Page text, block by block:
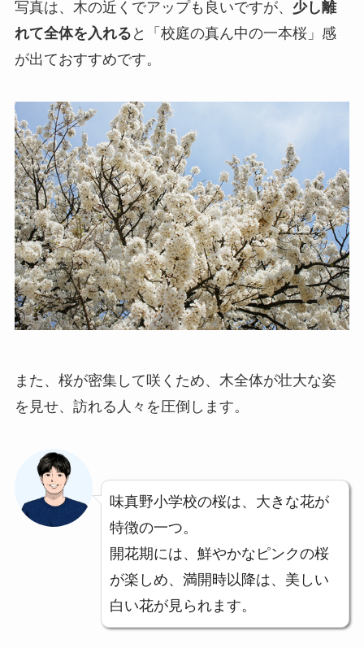
写真は、木の近くでアップも良いですが、 少し離
れて全体を入れる と「校庭の真ん中の一本桜」感
が出ておすすめです。
また、桜が密集して咲くため、木全体が壮大な姿
を見せ、訪れる人々を圧倒します。
味真野小学校の桜は、大きな花が
特徴の一つ。
開花期には、鮮やかなピンクの桜
が楽しめ、満開時以降は、美しい
白い花が見られます。